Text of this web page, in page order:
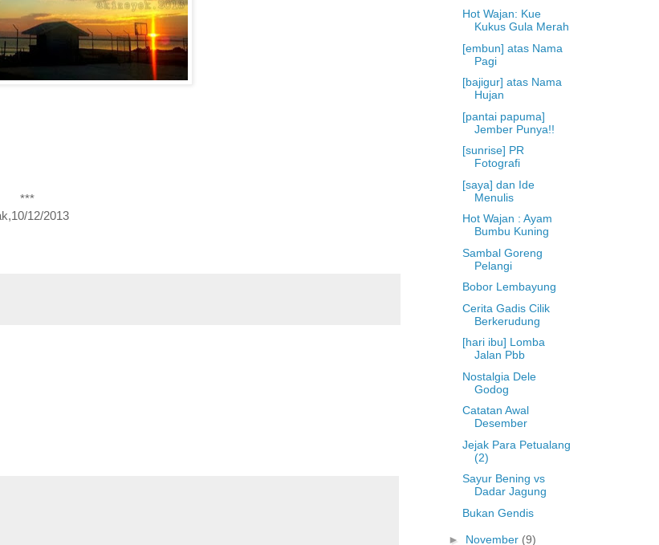
***
12/2013
Hot Wajan: Kue
Kukus Gula Merah
[embun] atas Nama
Pagi
[bajigur] atas Nama
Hujan
[pantai papuma]
Jember Punya!!
[sunrise] PR
Fotografi
[saya] dan Ide
Menulis
Hot Wajan : Ayam
Bumbu Kuning
Sambal Goreng
Pelangi
Bobor Lembayung
Cerita Gadis Cilik
Berkerudung
[hari ibu] Lomba
Jalan Pbb
Nostalgia Dele
Godog
Catatan Awal
Desember
Jejak Para Petualang
(2)
Sayur Bening vs
Dadar Jagung
Bukan Gendis
► November (9)